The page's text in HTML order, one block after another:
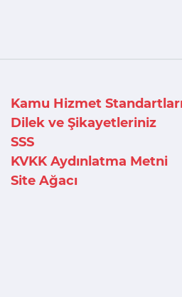
Kamu Hizmet Standartları
Dilek ve Şikayetleriniz
SSS
KVKK Aydınlatma Metni
Site Ağacı